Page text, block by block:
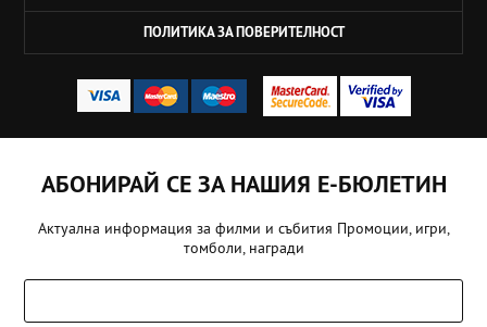
ПОЛИТИКА ЗА ПОВЕРИТЕЛНОСТ
АБОНИРАЙ СЕ ЗА НАШИЯ Е-БЮЛЕТИН
Актуална информация за филми и събития Промоции, игри,
томболи, награди